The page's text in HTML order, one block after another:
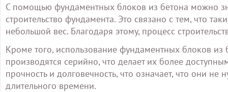
С помощью фундаментных блоков из бетона можно
строительство фундамента. Это связано с тем, что
небольшой вес. Благодаря этому, процесс
Кроме того, использование фундаментных блоков из
производятся серийно, что делает их более
прочность и долговечность, что означает, что они
длительного времени.